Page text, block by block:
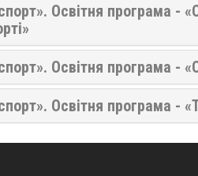
Освітня програма -
Освітня програма -
Освітня програма -